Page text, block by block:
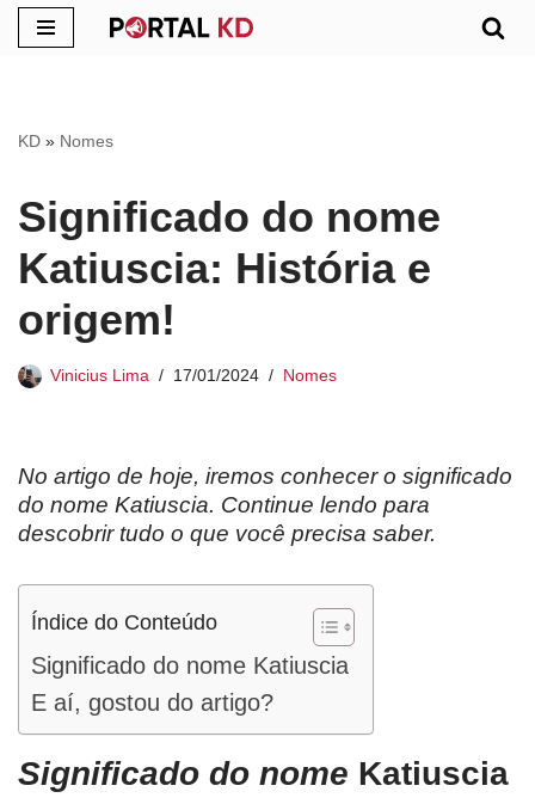
conteúdo
KD » Nomes
Significado do nome
Katiuscia: História e
origem!
Vinicius Lima 17/01/2024 Nomes
No artigo de hoje, iremos conhecer o significado
do nome Katiuscia. Continue lendo para
descobrir tudo o que você precisa saber.
Índice do Conteúdo
Significado do nome Katiuscia
E aí, gostou do artigo?
Significado do nome Katiuscia